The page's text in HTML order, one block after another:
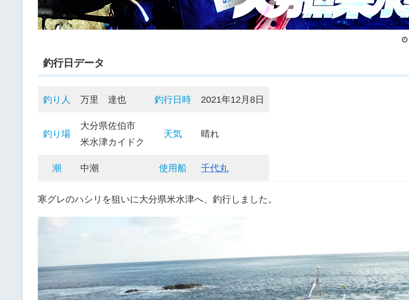
釣行日データ
釣り人 万里 達也 釣行日時 2021年12月8日
釣り場
大分県佐伯市
米水津カイドク
天気 晴れ
潮 中潮 使用船 千代丸
寒グレのハシリを狙いに大分県米水津へ、釣行しました。